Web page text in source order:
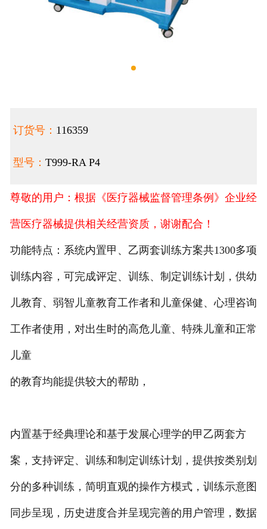
订货号： 116359
型号： T999-RA P4
尊敬的用户：根据《医疗器械监督管理条例》企业经
营医疗器械提供相关经营资质，谢谢配合！
功能特点：系统内置甲、乙两套训练方案共1300多项
训练内容，可完成评定、训练、制定训练计划，供幼
儿教育、弱智儿童教育工作者和儿童保健、心理咨询
工作者使用，对出生时的高危儿童、特殊儿童和正常
儿童
的教育均能提供较大的帮助，
内置基于经典理论和基于发展心理学的甲乙两套方
案，支持评定、训练和制定训练计划，提供按类别划
分的多种训练，简明直观的操作方模式，训练示意图
同步呈现，历史进度合并呈现完善的用户管理，数据